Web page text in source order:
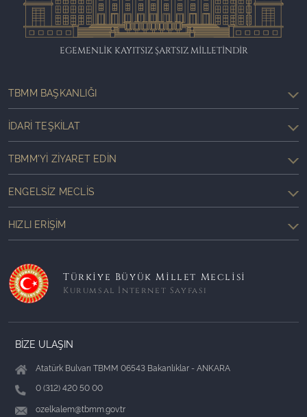
EGEMENLİK KAYITSIZ ŞARTSIZ MİLLETİNDİR
TBMM BAŞKANLIĞI
İDARI TEŞKILAT
TBMM'YI ZIYARET EDIN
ENGELSIZ MECLIS
HIZLI ERIŞIM
Türkiye Büyük Millet Meclisi
Kurumsal İnternet Sayfası
BİZE ULAŞIN
Atatürk Bulvarı TBMM 06543 Bakanlıklar - ANKARA
0 (312) 420 50 00
ozelkalem@tbmm.gov.tr